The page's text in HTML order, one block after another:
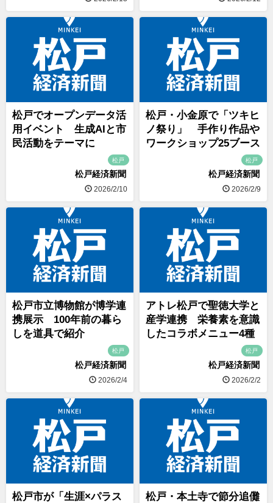
松戸でオープンデータ活
用イベント 生成AIと市
民活動をテーマに
松戸
松戸経済新聞
2026/2/10
松戸・小金原で「ツキヒ
ノ祭り」 手作り作品や
ワークショップ25ブース
松戸
松戸経済新聞
2026/2/9
松戸市立博物館が博学連
携展示 100年前の暮ら
しを道具で紹介
松戸
松戸経済新聞
2026/2/4
アトレ松戸で聖徳大学と
産学連携 栄養素を意識
したコラボメニュー4種
松戸
松戸経済新聞
2026/2/2
松戸市が「生涯×パラス
松戸・本土寺で節分追儺